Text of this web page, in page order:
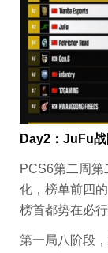
Day2：JuFu
PCS6第二周
化，榜单前四
榜首都势在必
第一局八阶段